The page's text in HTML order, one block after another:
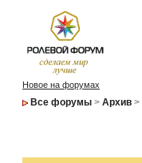
Новое на форумах
Все форумы > Архив >